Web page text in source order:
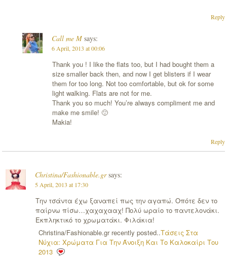
Reply
Call me M says:
6 April, 2013 at 00:06
Thank you ! I like the flats too, but I had bought them a
size smaller back then, and now I get blisters if I wear
them for too long. Not too comfortable, but ok for some
light walking. Flats are not for me.
Thank you so much! You’re always compliment me and
make me smile! 🙂
Makia!
Reply
Christina/Fashionable.gr says:
5 April, 2013 at 17:30
Την τσάντα έχω ξαναπεί πως την αγαπώ. Οπότε δεν το
παίρνω πίσω…χαχαχααχ! Πολύ ωραίο το παντελονάκι.
Εκπληκτικό το χρωματάκι. Φιλάκια!
Christina/Fashionable.gr recently posted..Τάσεις Στα
Νύχια: Χρώματα Για Την Άνοιξη Και Το Καλοκαίρι Του
2013